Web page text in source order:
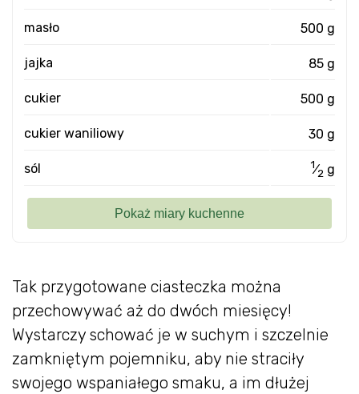
Tak przygotowane ciasteczka można
przechowywać aż do dwóch miesięcy!
Wystarczy schować je w suchym i szczelnie
zamkniętym pojemniku, aby nie straciły
swojego wspaniałego smaku, a im dłużej
masło 500 g
jajka 85 g
cukier 500 g
cukier waniliowy 30 g
sól 1⁄2 g